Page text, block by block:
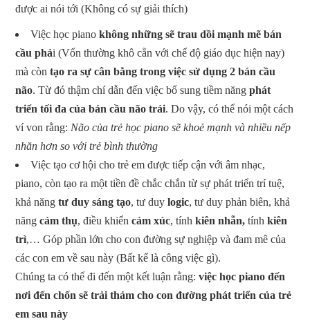
được ai nói tới (Không có sự giải thích)
Việc học pianokhông những sẽ trau dồi mạnh mẽ bán
cầu phải (Vốn thường khô cằn với chế độ giáo dục hiện nay)
mà còntạo ra sự cân bằng trong việc sử dụng 2 bán cầu
não. Từ đó thậm chí dẫn đến việc bổ sung tiềm năngphát
triển tối đa của bán cầu não trái. Do vậy, có thể nói một cách
ví von rằng: Não của trẻ học piano sẽ khoẻ mạnh và nhiều nếp
nhăn hơn so với trẻ bình thường
Việc tạo cơ hội cho trẻ em được tiếp cận với âm nhạc,
piano, còn tạo ra một tiền đề chắc chắn từ sự phát triển trí tuệ,
khả năngtư duy sáng tạo, tư duylogic, tư duy phản biên, khả
năngcảm thụ, điều khiểncảm xúc, tínhkiên nhẫn,tínhkiên
trì,… Góp phần lớn cho con đường sự nghiệp và đam mê của
các con em về sau này (Bất kể là công việc gì).
Chúng ta có thể đi đến một kết luận rằng:việc học piano đến
nơi đến chốn sẽ trải thảm cho con đường phát triển của trẻ
em sau này